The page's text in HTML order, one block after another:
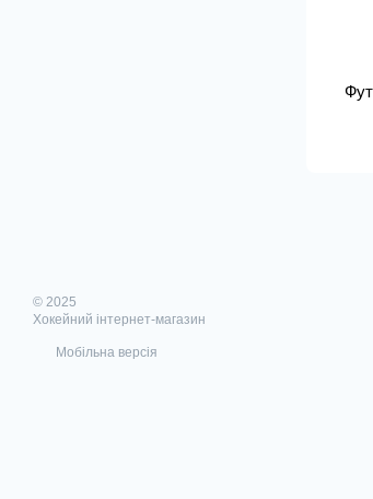
© 2025
Хокейний інтернет-магазин
Мобільна версія